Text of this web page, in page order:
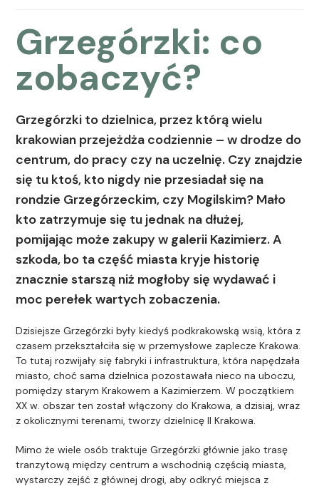
Grzegórzki: co
zobaczyć?
Grzegórzki to dzielnica, przez którą wielu
krakowian przejeżdża codziennie – w drodze do
centrum, do pracy czy na uczelnię. Czy znajdzie
się tu ktoś, kto nigdy nie przesiadał się na
rondzie Grzegórzeckim, czy Mogilskim? Mało
kto zatrzymuje się tu jednak na dłużej,
pomijając może zakupy w galerii Kazimierz. A
szkoda, bo ta część miasta kryje historię
znacznie starszą niż mogłoby się wydawać i
moc perełek wartych zobaczenia.
Dzisiejsze Grzegórzki były kiedyś podkrakowską wsią, która z
czasem przekształciła się w przemysłowe zaplecze Krakowa.
To tutaj rozwijały się fabryki i infrastruktura, która napędzała
miasto, choć sama dzielnica pozostawała nieco na uboczu,
pomiędzy starym Krakowem a Kazimierzem. W początkiem
XX w. obszar ten został włączony do Krakowa, a dzisiaj, wraz
z okolicznymi terenami, tworzy dzielnicę II Krakowa.
Mimo że wiele osób traktuje Grzegórzki głównie jako trasę
tranzytową między centrum a wschodnią częścią miasta,
wystarczy zejść z głównej drogi, aby odkryć miejsca z